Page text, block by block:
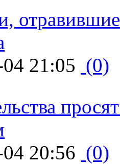
21:05 (0)
20:56 (0)